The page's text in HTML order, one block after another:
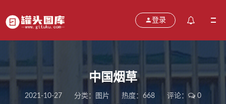
登录
中国烟草
2021-10-27 分类： 图片 热度：668 评论：
0